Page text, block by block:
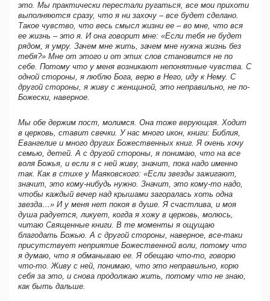
это. Мы практически перестали ругаться, все мои прихоти
выполняются сразу, что я ни захочу – все будет сделано.
Такое чувство, что весь смысл жизни ее – во мне, что вся
ее жизнь – это я. И она говорит мне: «Если тебя не будет
рядом, я умру. Зачем мне жить, зачем мне нужна жизнь без
тебя?» Мне от этого и от этих слов становится не по
себе. Потому что у меня возникают непонятные чувства. С
одной стороны, я люблю Бога, верю в Него, иду к Нему. С
другой стороны, я живу с женщиной, это неправильно, не по-
Божески, наверное.
Мы обе держим пост, молимся. Она тоже верующая. Ходит
в церковь, ставит свечки. У нас много икон, книги: Библия,
Евангелие и много других Божественных книг. Я очень хочу
семью, детей. А с другой стороны, я понимаю, что на все
воля Божья, и если я с ней живу, значит, пока надо именно
так. Как в стихе у Маяковского: «Если звезды зажигают,
значит, это кому-нибудь нужно. Значит, это кому-то надо,
чтобы каждый вечер над крышами загоралась хоть одна
звезда…» И у меня нет покоя в душе. Я счастлива, и моя
душа радуется, ликует, когда я хожу в церковь, молюсь,
читаю Священные книги. В те моменты я ощущаю
благодать Божью. А с другой стороны, наверное, все-таки
присутствует неприятие Божественной воли, потому что
я думаю, что я обманываю ее. Я обещаю что-то, говорю
что-то. Живу с ней, понимаю, что это неправильно, корю
себя за это, и снова продолжаю жить, потому что не знаю,
как быть дальше.